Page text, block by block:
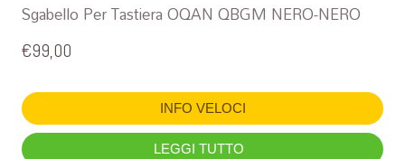
Sgabello Per Tastiera OQAN QBGM NERO-NERO
€99,00
INFO VELOCI
LEGGI TUTTO